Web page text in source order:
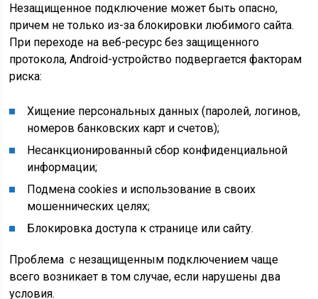
Незащищенное подключение может быть опасно,
причем не только из-за блокировки любимого сайта.
При переходе на веб-ресурс без защищенного
протокола, Android-устройство подвергается факторам
риска:
Хищение персональных данных (паролей, логинов,
номеров банковских карт и счетов);
Несанкционированный сбор конфиденциальной
информации;
Подмена cookies и использование в своих
мошеннических целях;
Блокировка доступа к странице или сайту.
Проблема с незащищенным подключением чаще
всего возникает в том случае, если нарушены два
условия.